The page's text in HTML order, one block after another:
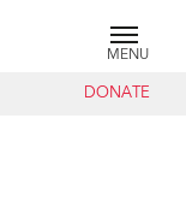
MENU
DONATE